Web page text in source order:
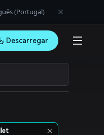
(Portugal)
Descarregar